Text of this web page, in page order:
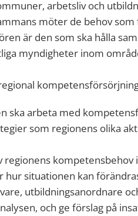
arbetsliv och
möter de behov
är den som ska hålla
myndigheter inom
ska arbeta med
som regionens olika
regionens
situationen kan
utbildningsanordnare
och ge förslag på